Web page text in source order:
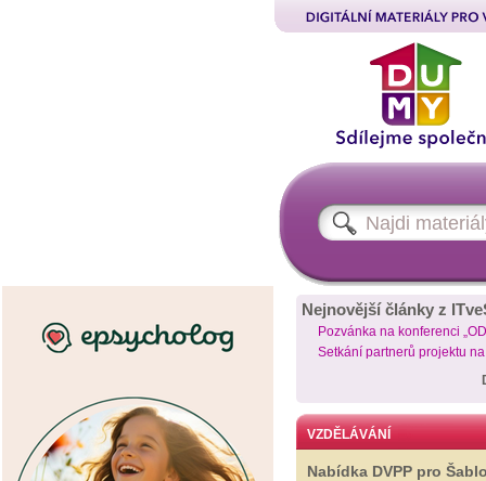
Nejnovější články z
Pozvánka na konferenci
Setkání partnerů projektu
VZDĚLÁVÁNÍ
Nabídka DVPP pro